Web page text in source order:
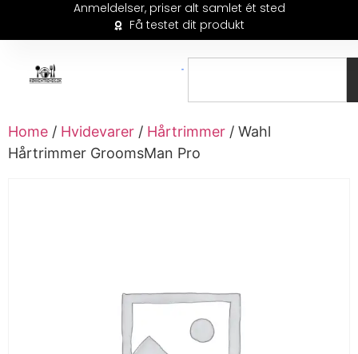
Anmeldelser, priser alt samlet ét sted
Få testet dit produkt
Home / Hvidevarer / Hårtrimmer / Wahl
Hårtrimmer GroomsMan Pro